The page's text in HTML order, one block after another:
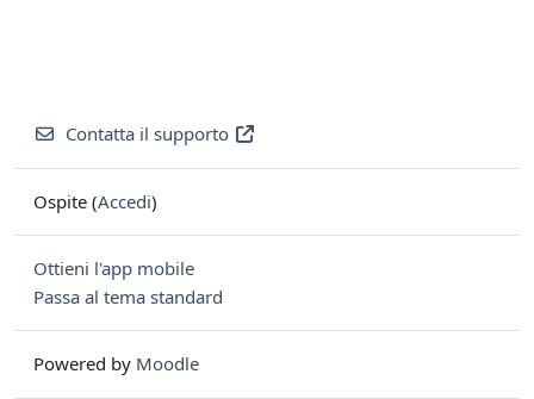
Contatta il supporto
Ospite (Accedi)
Ottieni l'app mobile
Passa al tema standard
Powered by Moodle